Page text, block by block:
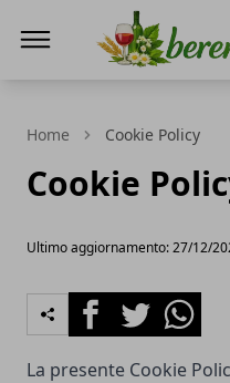
Home Cookie Policy
Cookie
Ultimo aggiornamento: 27/12/
FacebookTwitterWhatsapp
La presente Cookie